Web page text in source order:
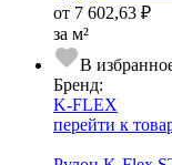
от 7 602,63 ₽
за м²
В
Бренд:
K-FLEX
перейти к